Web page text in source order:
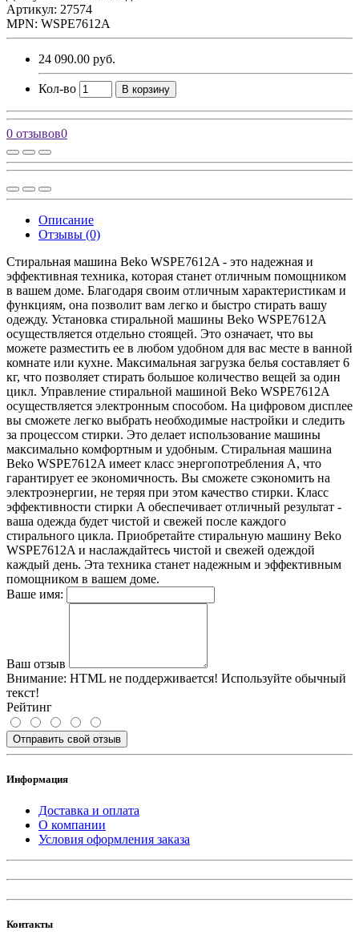
Артикул: 27574
MPN: WSPE7612A
24 090.00 руб.
Кол-во В корзину
0 отзывов0
Описание
Отзывы (0)
Стиральная машина Beko WSPE7612A - это надежная и
эффективная техника, которая станет отличным помощником
в вашем доме. Благодаря своим отличным характеристикам и
функциям, она позволит вам легко и быстро стирать вашу
одежду. Установка стиральной машины Beko WSPE7612A
осуществляется отдельно стоящей. Это означает, что вы
можете разместить ее в любом удобном для вас месте в ванной
комнате или кухне. Максимальная загрузка белья составляет 6
кг, что позволяет стирать большое количество вещей за один
цикл. Управление стиральной машиной Beko WSPE7612A
осуществляется электронным способом. На цифровом дисплее
вы сможете легко выбрать необходимые настройки и следить
за процессом стирки. Это делает использование машины
максимально комфортным и удобным. Стиральная машина
Beko WSPE7612A имеет класс энергопотребления A, что
гарантирует ее экономичность. Вы сможете сэкономить на
электроэнергии, не теряя при этом качество стирки. Класс
эффективности стирки A обеспечивает отличный результат -
ваша одежда будет чистой и свежей после каждого
стирального цикла. Приобретайте стиральную машину Beko
WSPE7612A и наслаждайтесь чистой и свежей одеждой
каждый день. Эта техника станет надежным и эффективным
помощником в вашем доме.
Ваше имя:
Ваш отзыв
Внимание: HTML не поддерживается! Используйте обычный
текст!
Рейтинг
Отправить свой отзыв
Информация
Доставка и оплата
О компании
Условия оформления заказа
Контакты